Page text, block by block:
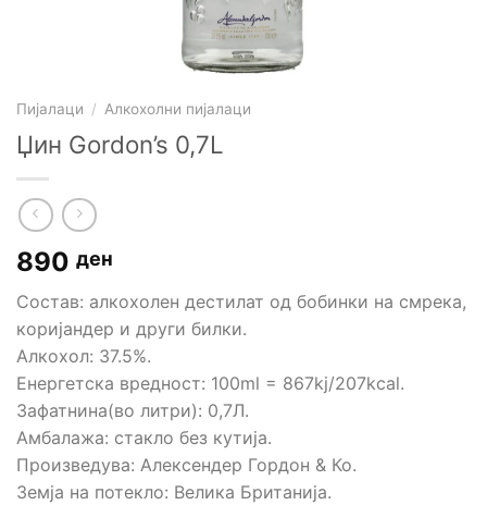
Пијалаци / Алкохолни пијалаци
Џин Gordon’s 0,7L
890 ден
Состав: aлкохолен дестилат од бобинки на смрека,
коријандер и други билки.
Алкохол: 37.5%.
Енергетска вредност: 100ml = 867kj/207kcal.
Зафатнина(во литри): 0,7Л.
Амбалажа: стакло без кутија.
Произведува: Алексендер Гордон & Ко.
Земја на потекло: Велика Британија.